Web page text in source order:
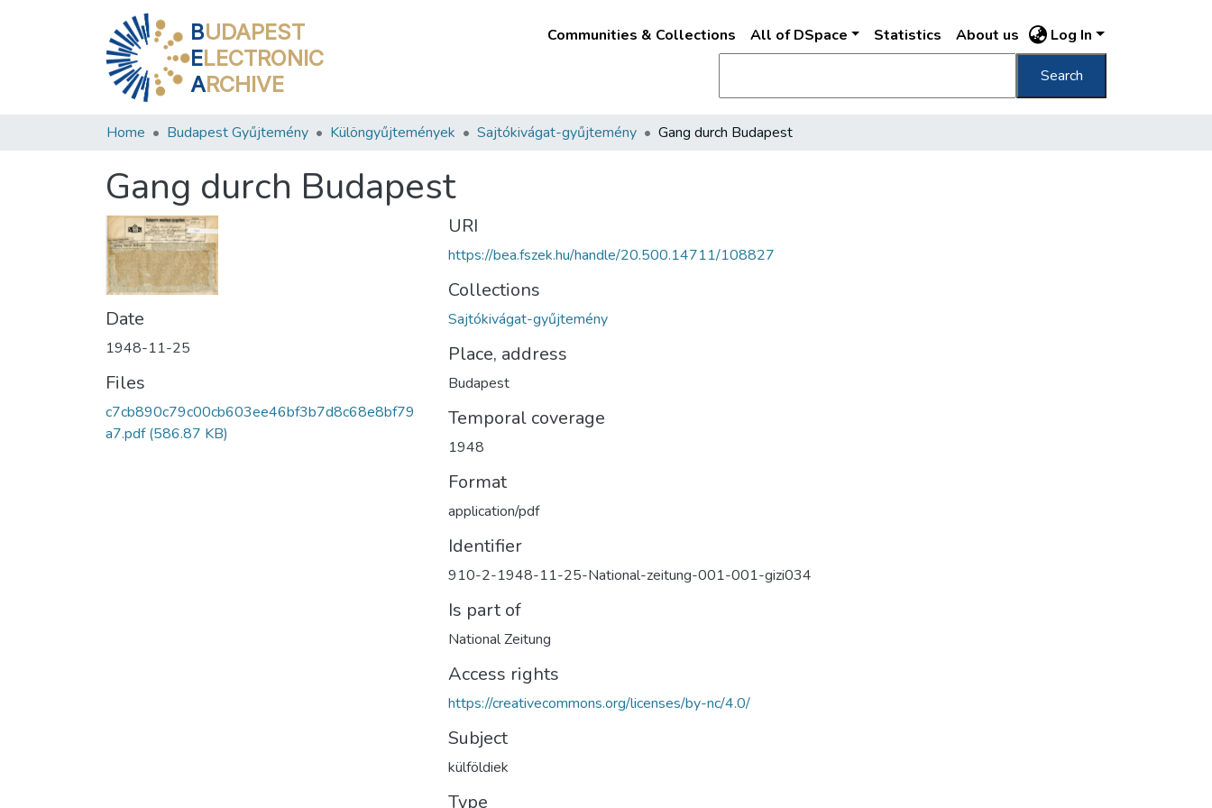
BUDAPEST
ELECTRONIC
ARCHIVE
Communities & Collections All of DSpace Statistics About us Log In
Search
Home Budapest Gyűjtemény Különgyűjtemények Sajtókivágat-gyűjtemény Gang durch Budapest
Gang durch Budapest
Date
1948-11-25
Files
c7cb890c79c00cb603ee46bf3b7d8c68e8bf79
a7.pdf(586.87 KB)
URI
https://bea.fszek.hu/handle/20.500.14711/108827
Collections
Sajtókivágat-gyűjtemény
Place, address
Budapest
Temporal coverage
1948
Format
application/pdf
Identifier
910-2-1948-11-25-National-zeitung-001-001-gizi034
Is part of
National Zeitung
Access rights
https://creativecommons.org/licenses/by-nc/4.0/
Subject
külföldiek
Type